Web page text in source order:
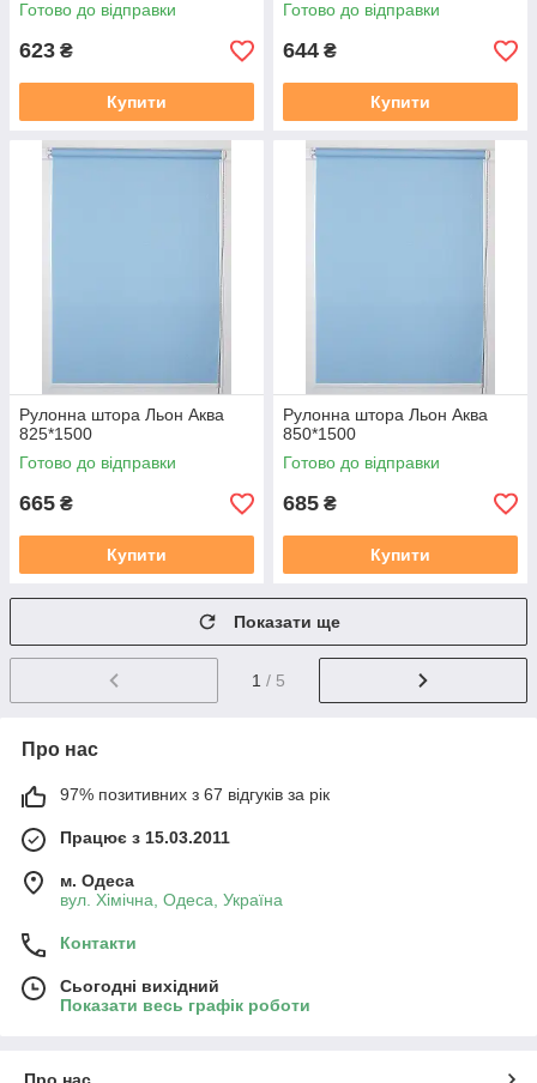
Готово до відправки
623 ₴
Купити
Готово до відправки
644 ₴
Купити
Рулонна штора Льон Аква
825*1500
Готово до відправки
665 ₴
Купити
Рулонна штора Льон Аква
850*1500
Готово до відправки
685 ₴
Купити
Показати ще
1 / 5
Про нас
97% позитивних з 67 відгуків за рік
Працює з 15.03.2011
м. Одеса
вул. Хiмiчна, Одеса, Україна
Контакти
Сьогодні вихідний
Показати весь графік роботи